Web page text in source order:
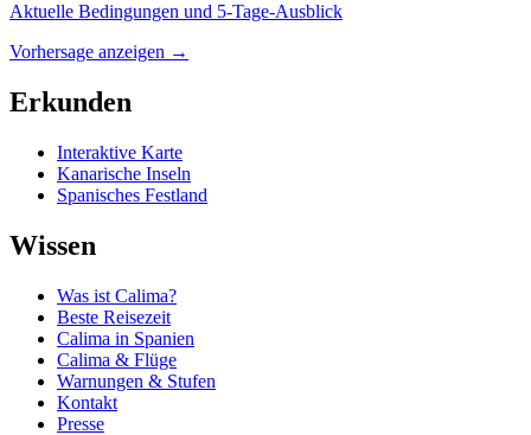
Aktuelle Bedingungen und 5-Tage-Ausblick
Vorhersage anzeigen →
Erkunden
Interaktive Karte
Kanarische Inseln
Spanisches Festland
Wissen
Was ist Calima?
Beste Reisezeit
Calima in Spanien
Calima & Flüge
Warnungen & Stufen
Kontakt
Presse